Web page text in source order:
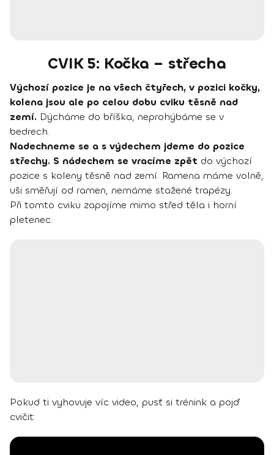
CVIK 5: Kočka – střecha
Výchozí pozice je na všech čtyřech, v pozici kočky,
kolena jsou ale po celou dobu cviku těsně nad
zemí. Dýcháme do bříška, neprohýbáme se v
bedrech.
Nadechneme se a s výdechem jdeme do pozice
střechy. S nádechem se vracíme zpět do výchozí
pozice s koleny těsně nad zemí. Ramena máme volně,
uši směřují od ramen, nemáme stažené trapézy.
Při tomto cviku zapojíme mimo střed těla i horní
pletenec.
Pokud ti vyhovuje víc video, pusť si trénink a pojď
cvičit: